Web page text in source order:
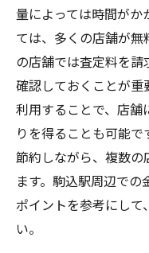
量によっては時間がか
ては、多くの店舗が
の店舗では査定料を
確認しておくことが重
利用することで、店舗
りを得ることも可能
節約しながら、複数の
ます。駒込駅周辺で
ポイントを参考にし
い。